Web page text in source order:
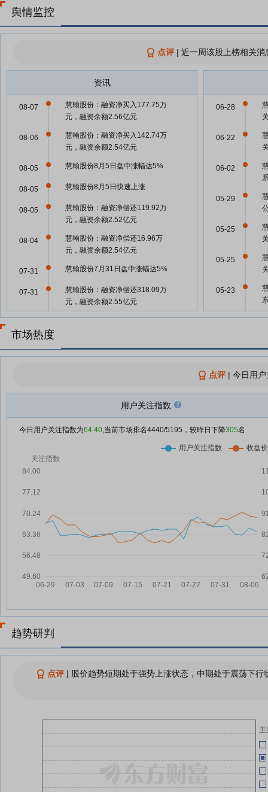
舆情监控
点评| 近一周该股上榜相关
资讯
慧翰股份：融资净买入177.75万
元，融资余额2.56亿元
08-07
慧翰股份：融资净买入142.74万
元，融资余额2.54亿元
08-06
慧翰股份8月5日盘中涨幅达5%
08-05
慧翰股份8月5日快速上涨
08-05
慧翰股份：融资净偿还119.92万
元，融资余额2.52亿元
08-05
慧翰股份：融资净偿还16.96万
元，融资余额2.54亿元
08-04
慧翰股份7月31日盘中涨幅达5%
07-31
慧翰股份：融资净偿还318.09万
元，融资余额2.55亿元
07-31
慧翰股份：融资净买入244.8万
慧翰股份7月29日快速反弹
慧翰股份：融资净偿还151.92万
慧翰股份7月27日盘中涨幅达5%
07-27
07-27
慧翰股份：融资净买入283.68万
元，融资余额2.58亿元
元，融资余额2.58亿元
06-28
06-22
06-02
05-29
05-25
05-25
05-23
05-23
05-23
05-14
04-29
04-29
市场热度
点评| 今日用
用户关注指数
今日用户关注指数为64.40,当前市场排名4440/5195，较昨日下降305名
趋势研判
点评| 股价趋势短期处于强势上涨状态，中期处于震荡下
主